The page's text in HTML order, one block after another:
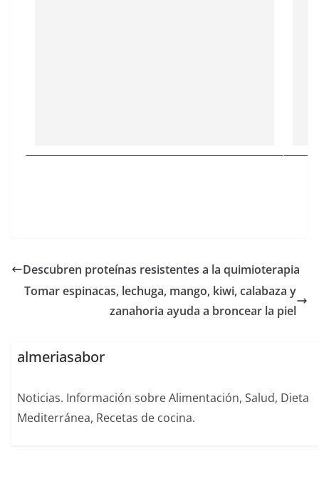
Descubren proteínas resistentes a la quimioterapia
Tomar espinacas, lechuga, mango, kiwi, calabaza y
zanahoria ayuda a broncear la piel
almeriasabor
Noticias. Información sobre Alimentación, Salud, Dieta
Mediterránea, Recetas de cocina.